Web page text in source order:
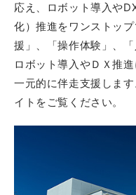
応え、ロボット導入や
化）推進をワンストッ
援」、「操作体験」、
ロボット導入やＤＸ推
一元的に伴走支援しま
イトをご覧ください。